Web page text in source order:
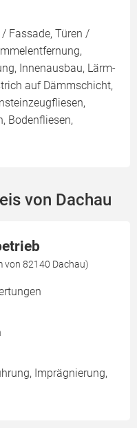
Fassade, Türen /
Innenausbau, Lärm-
auf Dämmschicht,
Bodenfliesen,
von Dachau
von 82140 Dachau)
Imprägnierung,